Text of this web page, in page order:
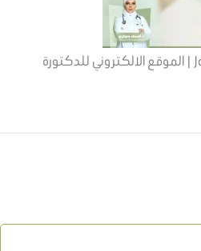
Jo 25 Nov 25 Artical 1 Copy | الموقع الالكتروني للدكتورة